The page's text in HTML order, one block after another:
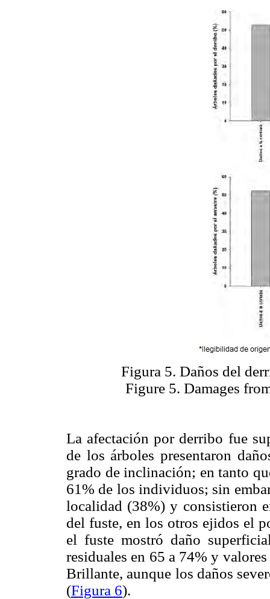
Figura 5. Daños del
Figure 5. Damages
La afectación por derribo fue
de los árboles presentaron
grado de inclinación; en tanto
61% de los individuos; sin
localidad (38%) y consistieron
del fuste, en los otros ejidos el
el fuste mostró daño
residuales en 65 a 74% y
Brillante, aunque los daños
(Figura 6).